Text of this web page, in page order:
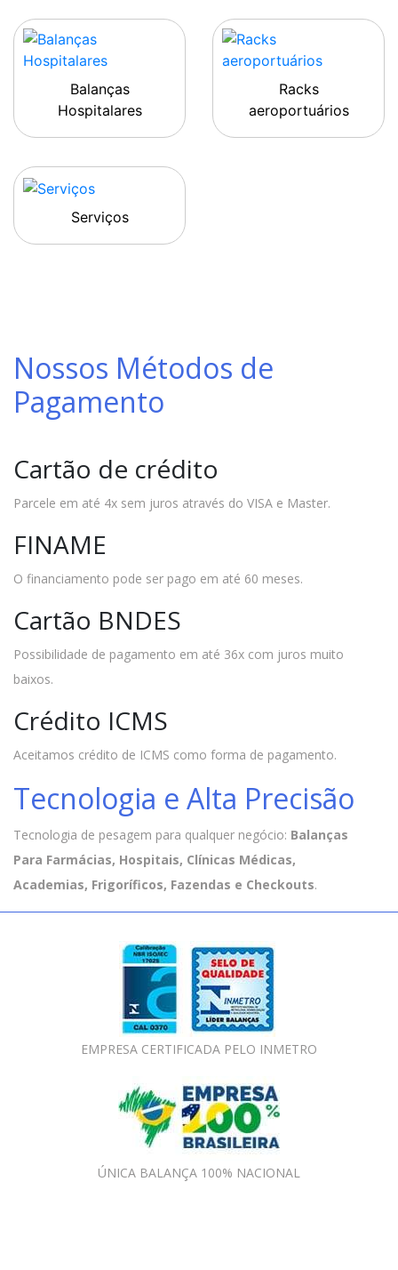
Balanças
Hospitalares
Racks
aeroportuários
Serviços
Nossos Métodos de
Pagamento
Cartão de crédito
Parcele em até 4x sem juros através do VISA e Master.
FINAME
O financiamento pode ser pago em até 60 meses.
Cartão BNDES
Possibilidade de pagamento em até 36x com juros muito
baixos.
Crédito ICMS
Aceitamos crédito de ICMS como forma de pagamento.
Tecnologia e Alta Precisão
Tecnologia de pesagem para qualquer negócio: Balanças
Para Farmácias, Hospitais, Clínicas Médicas,
Academias, Frigoríficos, Fazendas e Checkouts.
EMPRESA CERTIFICADA PELO INMETRO
ÚNICA BALANÇA 100% NACIONAL